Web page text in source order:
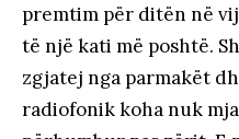
premtim për ditën në
të një kati më poshtë.
zgjatej nga parmakët
radiofonik koha nuk